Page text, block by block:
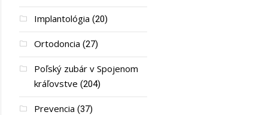
Implantológia (20)
Ortodoncia (27)
Poľský zubár v Spojenom
kráľovstve (204)
Prevencia (37)